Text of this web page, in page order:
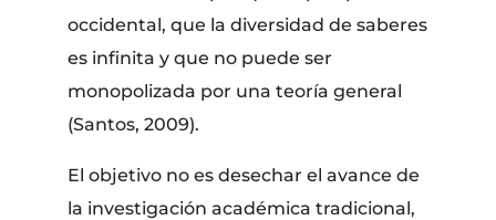
occidental, que la diversidad de saberes
es infinita y que no puede ser
monopolizada por una teoría general
(Santos, 2009).
El objetivo no es desechar el avance de
la investigación académica tradicional,